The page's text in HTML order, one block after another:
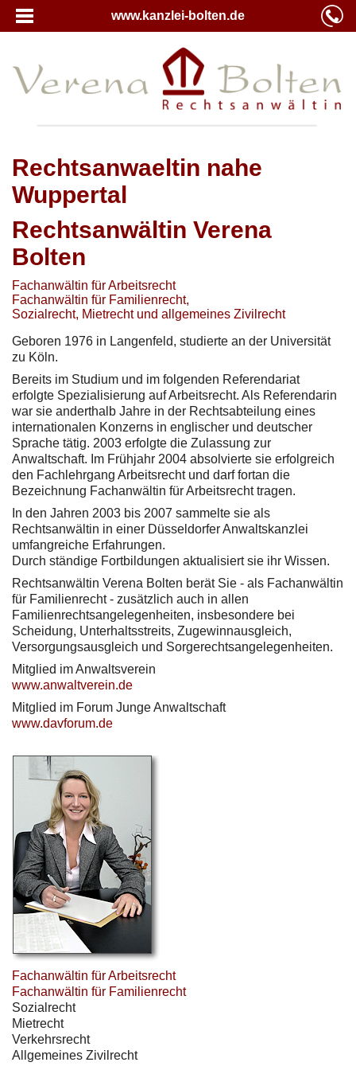
www.kanzlei-bolten.de
Rechtsanwaeltin nahe
Wuppertal
Rechtsanwältin Verena
Bolten
Fachanwältin für Arbeitsrecht
Fachanwältin für Familienrecht,
Sozialrecht, Mietrecht und allgemeines Zivilrecht
Geboren 1976 in Langenfeld, studierte an der Universität
zu Köln.
Bereits im Studium und im folgenden Referendariat
erfolgte Spezialisierung auf Arbeitsrecht. Als Referendarin
war sie anderthalb Jahre in der Rechtsabteilung eines
internationalen Konzerns in englischer und deutscher
Sprache tätig. 2003 erfolgte die Zulassung zur
Anwaltschaft. Im Frühjahr 2004 absolvierte sie erfolgreich
den Fachlehrgang Arbeitsrecht und darf fortan die
Bezeichnung Fachanwältin für Arbeitsrecht tragen.
In den Jahren 2003 bis 2007 sammelte sie als
Rechtsanwältin in einer Düsseldorfer Anwaltskanzlei
umfangreiche Erfahrungen.
Durch ständige Fortbildungen aktualisiert sie ihr Wissen.
Rechtsanwältin Verena Bolten berät Sie - als Fachanwältin
für Familienrecht - zusätzlich auch in allen
Familienrechtsangelegenheiten, insbesondere bei
Scheidung, Unterhaltsstreits, Zugewinnausgleich,
Versorgungsausgleich und Sorgerechtsangelegenheiten.
Mitglied im Anwaltsverein
www.anwaltverein.de
Mitglied im Forum Junge Anwaltschaft
www.davforum.de
Fachanwältin für Arbeitsrecht
Fachanwältin für Familienrecht
Sozialrecht
Mietrecht
Verkehrsrecht
Allgemeines Zivilrecht